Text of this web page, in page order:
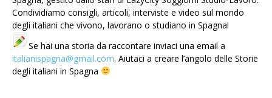
Condividiamo consigli, articoli, interviste e video sul mondo
degli italiani che vivono, lavorano o studiano in Spagna!
Se hai una storia da raccontare inviaci una email a
italianispagna@gmail.com. Aiutaci a creare l’angolo delle Storie
degli italiani in Spagna